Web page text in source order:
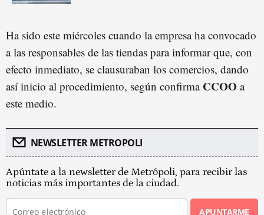
Ha sido este miércoles cuando la empresa ha convocado
a las responsables de las tiendas para informar que, con
efecto inmediato, se clausuraban los comercios, dando
así inicio al procedimiento, según confirmaCCOO a
este medio.
NEWSLETTER METROPOLI
Apúntate a la newsletter de Metrópoli, para recibir las
noticias más importantes de la ciudad.
APUNTARME